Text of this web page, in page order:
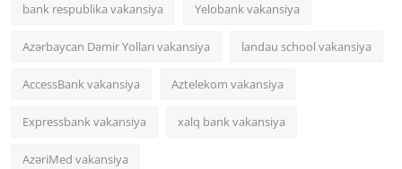
bank respublika vakansiya Yelobank vakansiya
Azərbaycan Dəmir Yolları vakansiya landau school vakansiya
AccessBank vakansiya Aztelekom vakansiya
Expressbank vakansiya xalq bank vakansiya
AzəriMed vakansiya